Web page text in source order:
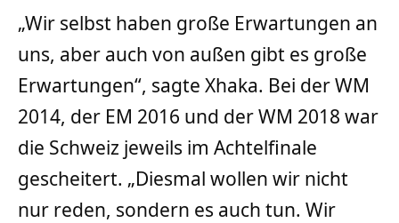
„Wir selbst haben große Erwartungen an
uns, aber auch von außen gibt es große
Erwartungen“, sagte Xhaka. Bei der WM
2014, der EM 2016 und der WM 2018 war
die Schweiz jeweils im Achtelfinale
gescheitert. „Diesmal wollen wir nicht
nur reden, sondern es auch tun. Wir